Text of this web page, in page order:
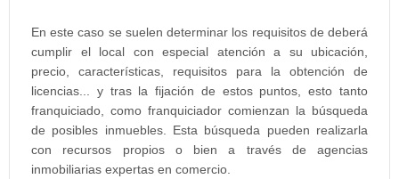
En este caso se suelen determinar los requisitos de deberá
cumplir el local con especial atención a su ubicación,
precio, características, requisitos para la obtención de
licencias... y tras la fijación de estos puntos, esto tanto
franquiciado, como franquiciador comienzan la búsqueda
de posibles inmuebles. Esta búsqueda pueden realizarla
con recursos propios o bien a través de agencias
inmobiliarias expertas en comercio.